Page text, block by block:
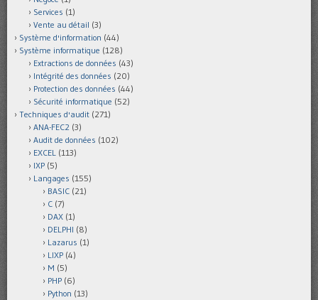
Services (1)
Vente au détail (3)
Système d'information (44)
Système informatique (128)
Extractions de données (43)
Intégrité des données (20)
Protection des données (44)
Sécurité informatique (52)
Techniques d'audit (271)
ANA-FEC2 (3)
Audit de données (102)
EXCEL (113)
IXP (5)
Langages (155)
BASIC (21)
C (7)
DAX (1)
DELPHI (8)
Lazarus (1)
LIXP (4)
M (5)
PHP (6)
Python (13)